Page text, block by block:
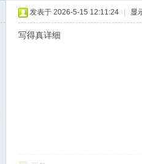
发表于 2026-5-15 12:11:24 显
写得真详细